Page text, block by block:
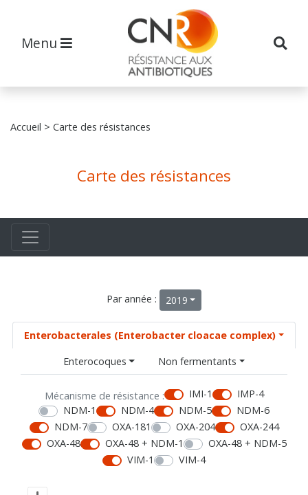
Menu
Accueil > Carte des résistances
Carte des résistances
Par année : 2019
Enterobacterales (Enterobacter cloacae complex)
Enterocoques
Non fermentants
Mécanisme de résistance : IMI-1
IMP-4
NDM-1
NDM-4 NDM-5
NDM-6
NDM-7
OXA-181 OXA-204
OXA-244
OXA-48
OXA-48 + NDM-1
OXA-48 + NDM-5
VIM-1
VIM-4